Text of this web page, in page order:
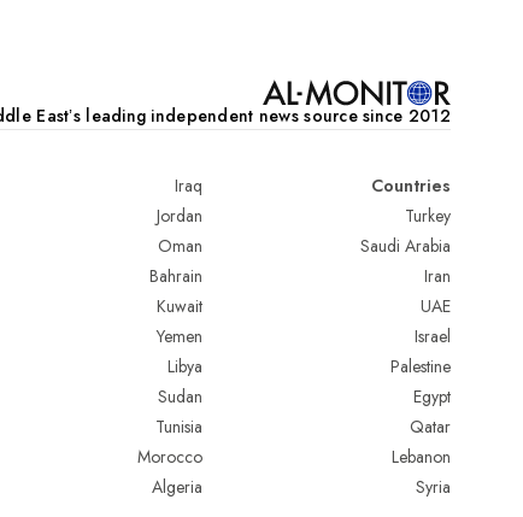
Eastʼs leading independent news source since 2012
Countries
Turkey
Saudi Arabia
Iran
UAE
Israel
Palestine
Egypt
Qatar
Lebanon
Syria
Iraq
Jordan
Oman
Bahrain
Kuwait
Yemen
Libya
Sudan
Tunisia
Morocco
Algeria